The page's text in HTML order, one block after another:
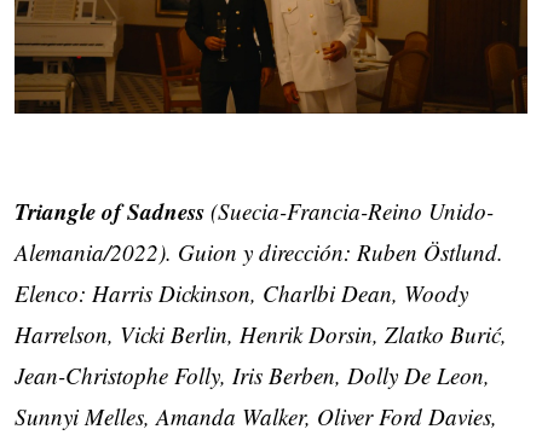
Triangle of Sadness (Suecia-Francia-Reino Unido-
Alemania/2022). Guion y dirección: Ruben Östlund.
Elenco: Harris Dickinson, Charlbi Dean, Woody
Harrelson, Vicki Berlin, Henrik Dorsin, Zlatko Burić,
Jean-Christophe Folly, Iris Berben, Dolly De Leon,
Sunnyi Melles, Amanda Walker, Oliver Ford Davies,